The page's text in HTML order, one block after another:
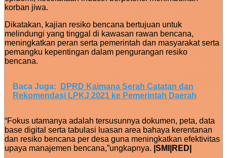
korban jiwa.
Dikatakan, kajian resiko bencana bertujuan untuk
melindungi yang tinggal di kawasan rawan bencana,
meningkatkan peran serta pemerintah dan masyarakat serta
pemangku kepentingan dalam pengurangan resiko
bencana.
Baca Juga:
DPRD Kaimana Serah Catatan dan
Rekomendasi LPKJ 2021 ke Pemerintah Daerah
“Fokus utamanya adalah tersusunnya dokumen, peta, data
base digital serta tabulasi luasan area bahaya kerentanan
dan resiko bencana per desa guna meningkatkan efektivitas
upaya manajemen bencana,”ungkapnya. |SMI|RED|